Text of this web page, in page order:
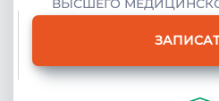
ВЫСШЕГО
курса
Получаемые